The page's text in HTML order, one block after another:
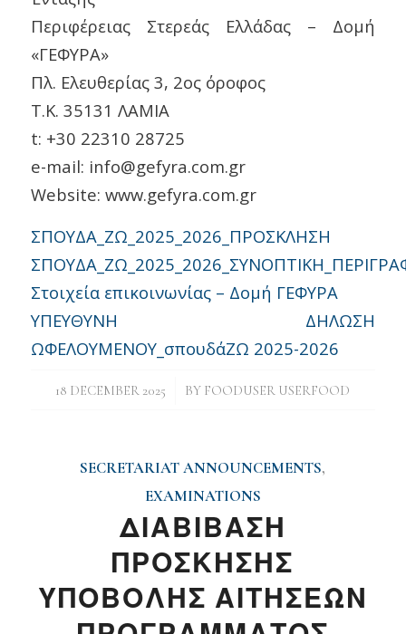
Περιφέρειας Στερεάς Ελλάδας – Δομή
«ΓΕΦΥΡΑ»
Πλ. Ελευθερίας 3, 2ος όροφος
Τ.Κ. 35131 ΛΑΜΙΑ
t: +30 22310 28725
e-mail: info@gefyra.com.gr
Website: www.gefyra.com.gr
ΣΠΟΥΔΑ_ΖΩ_2025_2026_ΠΡΟΣΚΛΗΣΗ
Στοιχεία επικοινωνίας – Δομή ΓΕΦΥΡΑ
ΥΠΕΥΘΥΝΗ ΔΗΛΩΣΗ
ΩΦΕΛΟΥΜΕΝΟΥ_σπουδάΖΩ 2025-2026
18 DECEMBER 2025
/ BY FOODUSER USERFOOD
SECRETARIAT ANNOUNCEMENTS,
EXAMINATIONS
ΔΙΑΒΙΒΑΣΗ
ΠΡΟΣΚΗΣΗΣ
ΥΠΟΒΟΛΗΣ ΑΙΤΗΣΕΩΝ